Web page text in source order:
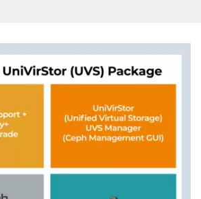
a bezproblémové aktualizace,
pouze softwaru, tak řešení na klíč.